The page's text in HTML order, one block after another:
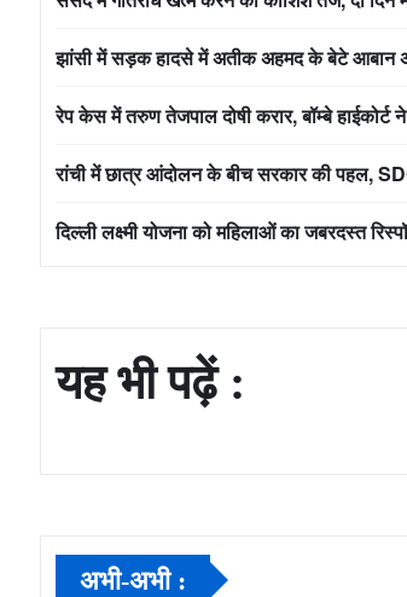
झांसी में सड़क हादसे में अतीक अहमद के बेटे आबान
रेप केस में तरुण तेजपाल दोषी करार, बॉम्बे हाईकोर्ट
रांची में छात्र आंदोलन के बीच सरकार की पहल,
दिल्ली लक्ष्मी योजना को महिलाओं का जबरदस्त
यह भी पढ़ें :
अभी-अभी :